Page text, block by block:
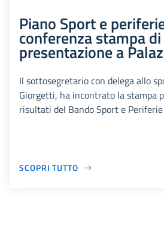
Piano Sport e
conferenza stampa di
presentazione a
Il sottosegretario con delega allo
Giorgetti, ha incontrato la stampa
risultati del Bando Sport e Periferie
SCOPRI TUTTO